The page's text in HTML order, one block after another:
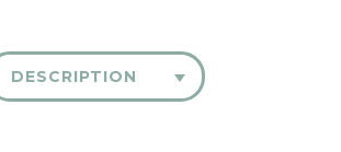
DESCRIPTION